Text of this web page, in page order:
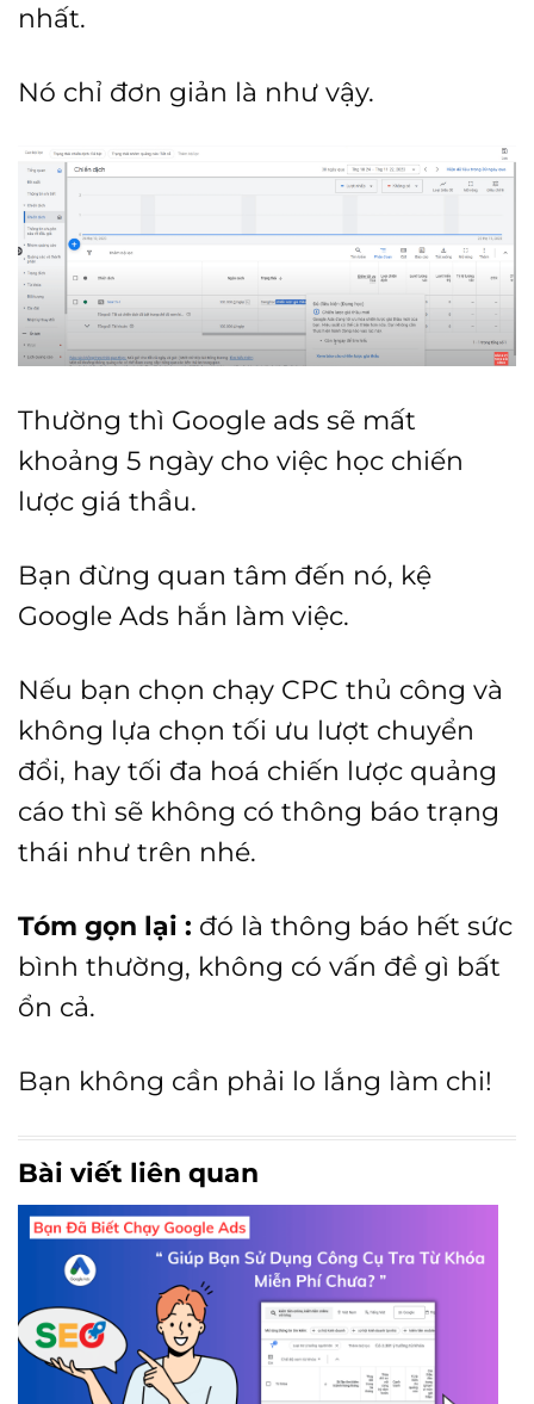
nhất.
Nó chỉ đơn giản là như vậy.
Thường thì Google ads sẽ mất
khoảng 5 ngày cho việc học chiến
lược giá thầu.
Bạn đừng quan tâm đến nó, kệ
Google Ads hắn làm việc.
Nếu bạn chọn chạy CPC thủ công và
không lựa chọn tối ưu lượt chuyển
đổi, hay tối đa hoá chiến lược quảng
cáo thì sẽ không có thông báo trạng
thái như trên nhé.
Tóm gọn lại : đó là thông báo hết sức
bình thường, không có vấn đề gì bất
ổn cả.
Bạn không cần phải lo lắng làm chi!
Bài viết liên quan